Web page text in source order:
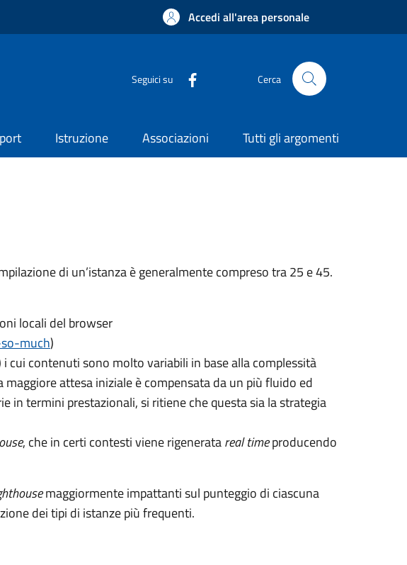
Accedi all'area personale
Seguici su Cerca
Istruzione Associazioni Tutti gli argomenti
di un’istanza è generalmente compreso tra 25 e 45.
locali del browser
much)
i cui contenuti sono molto variabili in base alla complessità
attesa iniziale è compensata da un più fluido ed
in termini prestazionali, si ritiene che questa sia la strategia
, che in certi contesti viene rigeneratareal timeproducendo
maggiormente impattanti sul punteggio di ciascuna
dei tipi di istanze più frequenti.